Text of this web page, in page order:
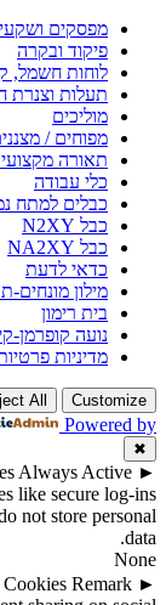
מפסקים
פיקוד ובקרה
לוחות חשמל,
תעלות וצנרת
מוליכים
מפוחים /
תאורה
כלי עבודה
כבלים למתח
כבל N2XY
כבל NA2XY
כדאי לדעת
מילון
בית רימון
נועה קופרמן-
מדיניות
Customize
All
Powered by
✖
►
Always Active
like secure log-ins
not store personal
data.
None
►
Remark